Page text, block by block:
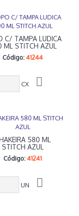
C/ TAMPA LUDICA
ML STITCH AZUL
Código:41244
CX
580 ML
STITCH AZUL
Código:41241
UN